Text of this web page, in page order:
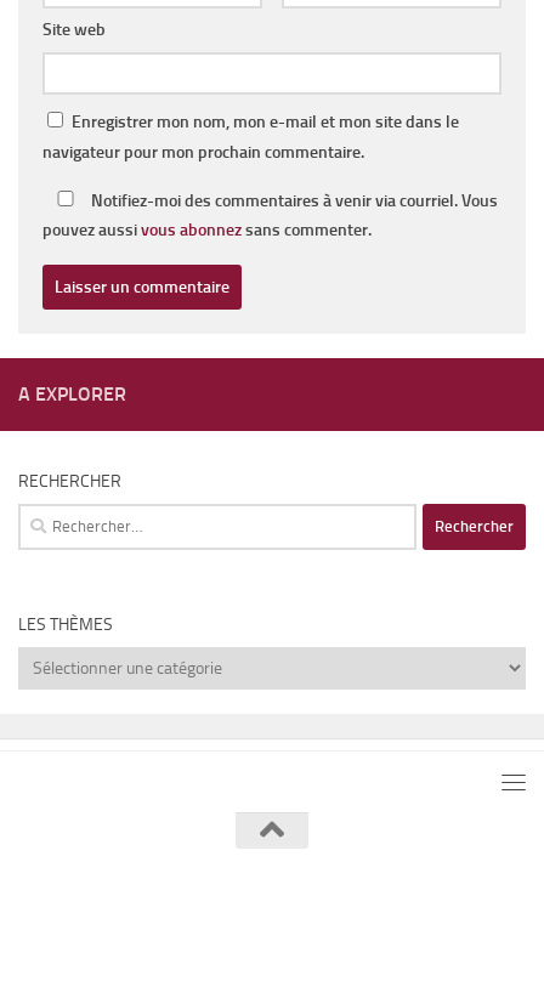
Site web
Enregistrer mon nom, mon e-mail et mon site dans le
navigateur pour mon prochain commentaire.
Notifiez-moi des commentaires à venir via courriel. Vous
pouvez aussivous abonnezsans commenter.
A EXPLORER
RECHERCHER
Rechercher :
LES THÈMES
Les
thèmes